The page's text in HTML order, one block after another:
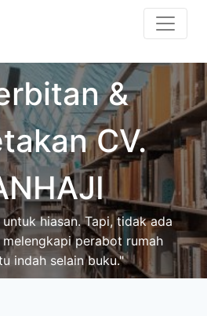
&
CV.
hiasan. Tapi, tidak ada
perabot rumah
indah selain buku."